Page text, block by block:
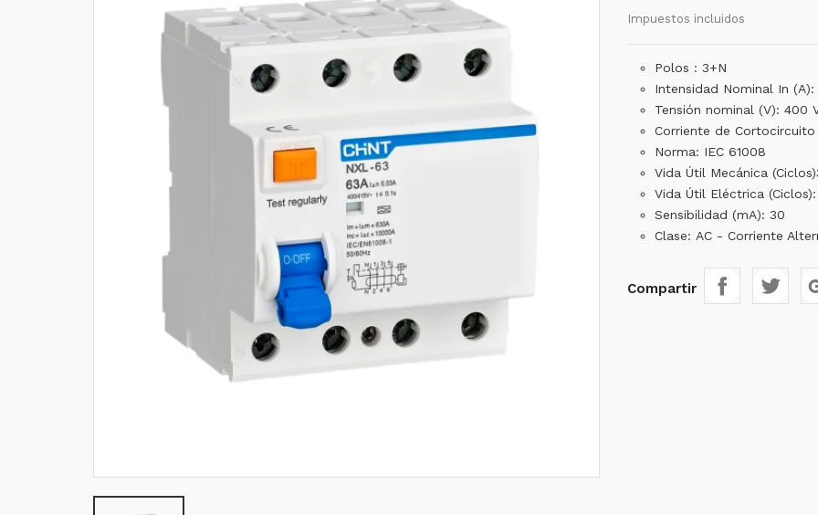
Impuestos incluidos
Polos : 3+N
Intensidad Nominal In (A):
Tensión nominal (V): 400
Corriente de Cortocircuito
Norma: IEC 61008
Vida Útil Mecánica
Vida Útil Eléctrica
Sensibilidad (mA): 30
Clase: AC - Corriente
Compartir